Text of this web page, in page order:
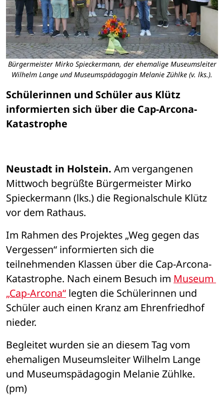
Bürgermeister Mirko Spieckermann, der ehemalige Museumsleiter
Wilhelm Lange und Museumspädagogin Melanie Zühlke (v. lks.).
Schülerinnen und Schüler aus Klütz
informierten sich über die Cap-Arcona-
Katastrophe
Neustadt in Holstein. Am vergangenen
Mittwoch begrüßte Bürgermeister Mirko
Spieckermann (lks.) die Regionalschule Klütz
vor dem Rathaus.
Im Rahmen des Projektes „Weg gegen das
Vergessen“ informierten sich die
teilnehmenden Klassen über die Cap-Arcona-
Katastrophe. Nach einem Besuch im Museum
„Cap-Arcona“ legten die Schülerinnen und
Schüler auch einen Kranz am Ehrenfriedhof
nieder.
Begleitet wurden sie an diesem Tag vom
ehemaligen Museumsleiter Wilhelm Lange
und Museumspädagogin Melanie Zühlke.
(pm)